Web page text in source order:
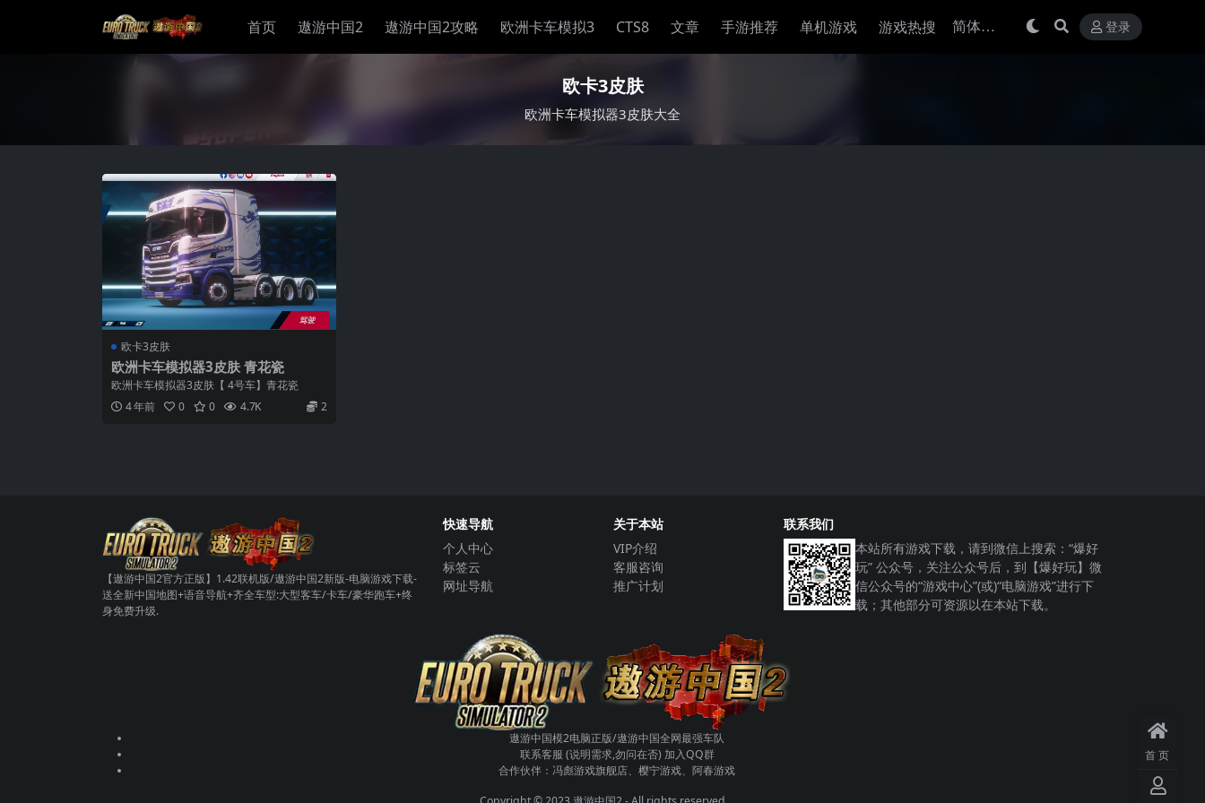
首页 遨游中国2 遨游中国2攻略 欧洲卡车模拟3 CTS8 文章 手游推荐 单机游戏 游戏热搜 登录
欧卡3皮肤
欧洲卡车模拟器3皮肤大全
欧卡3皮肤
欧洲卡车模拟器3皮肤 青花瓷
欧洲卡车模拟器3皮肤【 4号车】青花瓷
4 年前
0 0 4.7K 2
【遨游中国2官方正版】1.42联机版/遨游中国2新版-电脑游戏下载-
送全新中国地图+语音导航+齐全车型:大型客车/卡车/豪华跑车+终
身免费升级.
快速导航
个人中心
标签云
网址导航
关于本站
VIP介绍
客服咨询
推广计划
联系我们
本站所有游戏下载，请到微信上搜索：“爆好
玩” 公众号，关注公众号后，到【爆好玩】微
信公众号的“游戏中心”(或)“电脑游戏”进行下
载；其他部分可资源以在本站下载。
遨游中国模2电脑正版/遨游中国全网最强车队
联系客服 (说明需求,勿问在否) 加入QQ群
合作伙伴： 冯彪游戏旗舰店、樱宁游戏、阿春游戏
首页